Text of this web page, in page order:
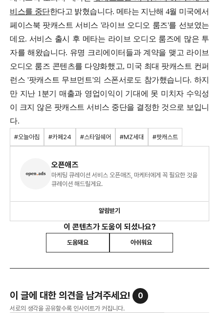
비스를 중단한다고 밝혔습니다. 메타는 지난해 4월 미국에서
페이스북 팟캐스트 서비스 '라이브 오디오 룸즈'를 선보였는
데요. 서비스 출시 후 메타는 라이브 오디오 룸즈에 많은 투
자를 해왔습니다. 유명 크리에이터들과 계약을 맺고 라이브
오디오 룸즈 콘텐츠를 다양화했고, 미국 최대 팟캐스트 컨퍼
런스 '팟캐스트 무브먼트'의 스폰서로도 참가했습니다. 하지
만 지난 1분기 매출과 영업이익이 기대에 못 미치자 수익성
이 크지 않은 팟캐스트 서비스 중단을 결정한 것으로 보입니
다.
#오늘아침 #카페24 #스타일쉐어 #MZ세대 #팟캐스트
오픈애즈
마케팅 큐레이션 서비스 오픈애즈, 마케터에게 꼭 필요한 것을
큐레이션 해드릴게요.
알림받기
이 콘텐츠가 도움이 되셨나요?
도움돼요 아쉬워요
이 글에 대한 의견을 남겨주세요! 0
서로의 생각을 공유할수록 인사이트가 커집니다.